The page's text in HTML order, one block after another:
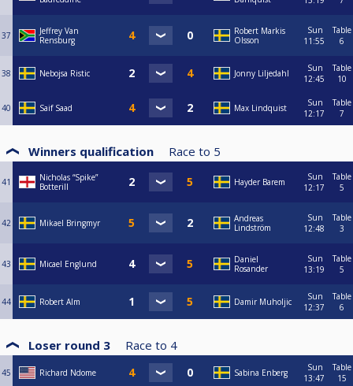
37
Jeffrey Van
Rensburg
Robert Markis
Olsson
Sun
11:55
Table
6
38 Nebojsa Ristic Jonny Liljedahl
Sun
12:45
Table
10
40 Saif Saad Max Lindquist
Sun
12:17
Table
7
Winners qualification Race to 5
41
Nicholas “Spike”
Botterill
Hayder Barem
Sun
12:17
Table
5
42 Mikael Bringmyr
Andreas
Lindström
Sun
12:48
Table
3
43 Micael Englund
Daniel
Rosander
Sun
13:19
Table
5
44 Robert Alm Damir Muholjic
Sun
12:37
Table
6
Loser round 3 Race to 4
45 Richard Ndome Sabina Enberg
Sun
13:47
Table
15